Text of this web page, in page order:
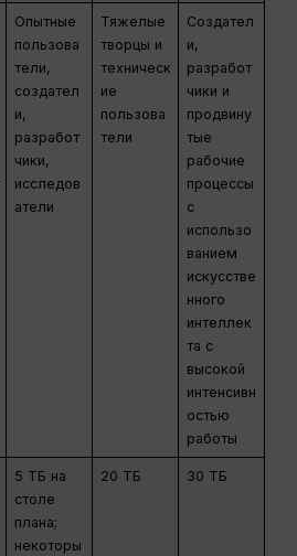
Опытные
пользова
тели,
создател
и,
разработ
чики,
исследов
атели
Тяжелые
творцы и
техническ
ие
пользова
тели
Создател
и,
разработ
чики и
продвину
тые
рабочие
процессы
с
использо
ванием
искусстве
нного
интеллек
та с
высокой
интенсивн
остью
работы
5 ТБ на
столе
плана;
некоторы
20 ТБ 30 ТБ